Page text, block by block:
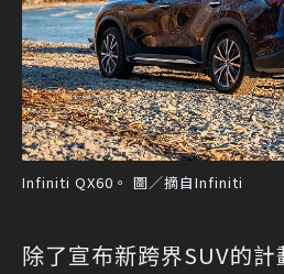
Infiniti QX60。 圖／摘自Infiniti
除了宣布新跨界SUV的